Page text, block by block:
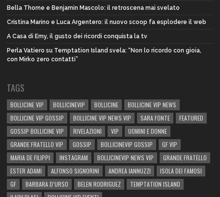
Bella Thorne e Benjamin Mascolo: il retroscena mai svelato
Cristina Marino e Luca Argentero: il nuovo scoop fa esplodere il web
A Casa di Emy, il gusto dei ricordi conquista la tv
Perla Vatiero su Temptation Island svela: “Non lo ricordo con gioia,
con Mirko zero contatti”
TAGS
BOLLICINE VIP BOLLICINEVIP BOLLICINE
BOLLICINE VIP NEWS
BOLLICINE VIP GOSSIP
BOLLICINE VIP NEWS VIP SARA FONTE
FEATURED
GOSSIP BOLLICINE VIP
RIVELAZIONI VIP
UOMINI E DONNE
GRANDE FRATELLO VIP
GOSSIP BOLLICINEVIP GOSSIP
GF VIP
MARIA DE FILIPPI
INSTAGRAM BOLLICINEVIP NEWS VIP
GRANDE FRATELLO
ESTER ADAMI
ALFONSO SIGNORINI ANDREA IANNUZZI
ISOLA DEI FAMOSI
GF
BARBARA D’URSO BELEN RODRIGUEZ
TEMPTATION ISLAND